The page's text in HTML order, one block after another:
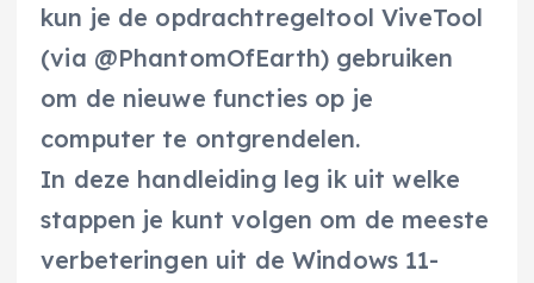
kun je de opdrachtregeltool ViveTool
(via @PhantomOfEarth) gebruiken
om de nieuwe functies op je
computer te ontgrendelen.
In deze handleiding leg ik uit welke
stappen je kunt volgen om de meeste
verbeteringen uit de Windows 11-